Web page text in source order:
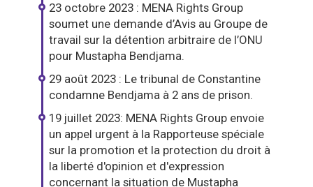
23 octobre 2023 : MENA Rights Group
soumet une demande d’Avis au Groupe de
travail sur la détention arbitraire de l’ONU
pour Mustapha Bendjama.
29 août 2023 : Le tribunal de Constantine
condamne Bendjama à 2 ans de prison.
19 juillet 2023: MENA Rights Group envoie
un appel urgent à la Rapporteuse spéciale
sur la promotion et la protection du droit à
la liberté d'opinion et d'expression
concernant la situation de Mustapha